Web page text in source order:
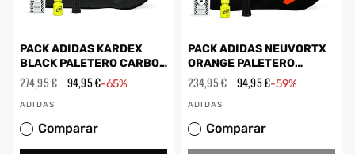
PACK ADIDAS KARDEX
BLACK PALETERO CARBON
CONTROL DRY GRIP
Precio
habitual
274,95 € Precio
94,95 €-65%
Proveedor:
ADIDAS
Comparar
PACK ADIDAS NEUVORTX
ORANGE PALETERO
CONTROL DRY GRIP
Precio
habitual
234,95 € Precio
94,95 €-59%
Proveedor:
ADIDAS
Comparar